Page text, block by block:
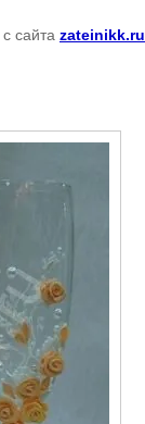
с сайта zateinikk.ru